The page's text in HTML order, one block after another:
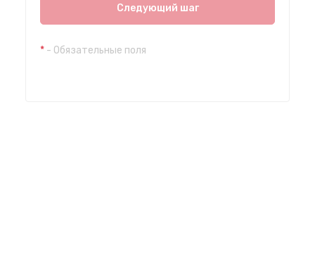
ул. Красноярская, 5
с 8.00 до 22.00, без выходных
СТО "Каштакское кольцо"
Следующий шаг
*- Обязательные поля